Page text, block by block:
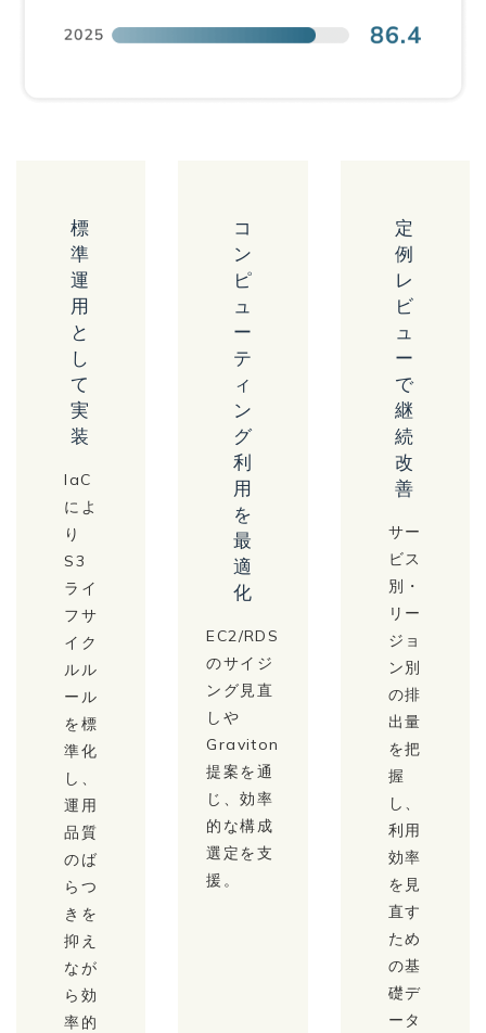
標
準
運
用
と
し
て
実
装
IaC
によ
り
S3
ライ
フサ
イク
ルル
ール
を標
準化
し、
運用
品質
のば
らつ
きを
抑え
なが
ら効
率的
コ
ン
ピ
ュ
ー
テ
ィ
ン
グ
利
用
を
最
適
化
EC2/RDS
のサイジ
ング見直
しや
Graviton
提案を通
じ、効率
的な構成
選定を支
援。
定
例
レ
ビ
ュ
ー
で
継
続
改
善
サー
ビス
別・
リー
ジョ
ン別
の排
出量
を把
握
し、
利用
効率
を見
直す
ため
の基
礎デ
ータ